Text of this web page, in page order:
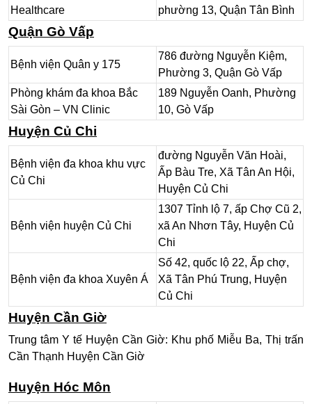
Healthcare
phường 13, Quận Tân Bình
Quận Gò Vấp
Bệnh viện Quân y 175
786 đường Nguyễn Kiệm,
Phường 3, Quận Gò Vấp
Phòng khám đa khoa Bắc
Sài Gòn – VN Clinic
189 Nguyễn Oanh, Phường
10, Gò Vấp
Huyện Củ Chi
Bệnh viện đa khoa khu vực
Củ Chi
đường Nguyễn Văn Hoài,
Ấp Bàu Tre, Xã Tân An Hội,
Huyện Củ Chi
Bệnh viện huyện Củ Chi
1307 Tỉnh lộ 7, ấp Chợ Cũ 2,
xã An Nhơn Tây, Huyện Củ
Chi
Bệnh viện đa khoa Xuyên Á
Số 42, quốc lộ 22, Ấp chợ,
Xã Tân Phú Trung, Huyện
Củ Chi
Huyện Cần Giờ
Trung tâm Y tế Huyện Cần Giờ: Khu phố Miễu Ba, Thị trấn
Cần Thạnh Huyện Cần Giờ
Huyện Hóc Môn